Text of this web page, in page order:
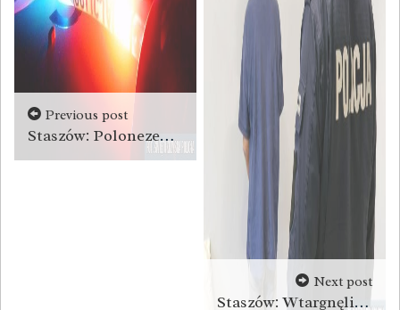
Previous post
Staszów: Polonezem potrącił 44-latkę
Next post
Staszów: Wtargnęli przez okno do domu, pobili i okradli 51-latka